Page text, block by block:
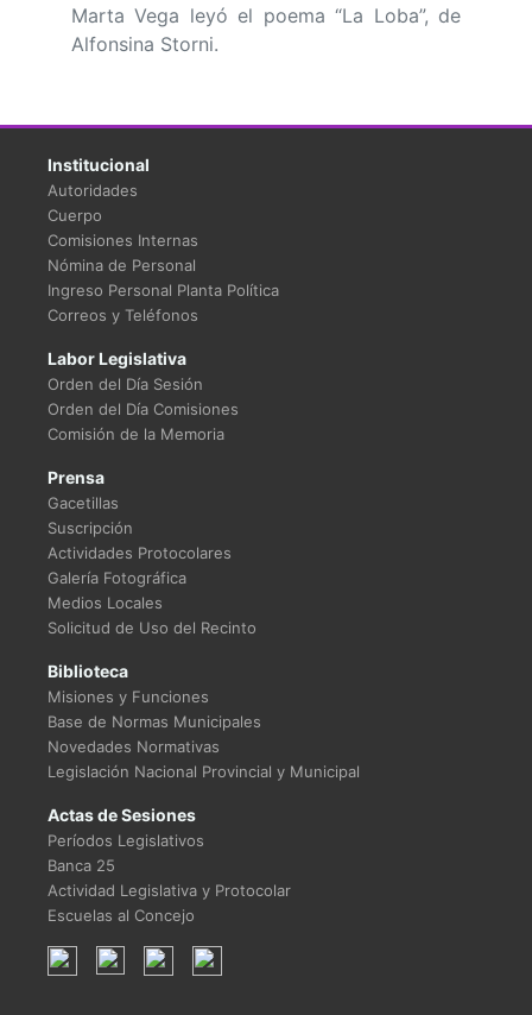
Marta Vega leyó el poema “La Loba”, de
Alfonsina Storni.
Institucional
Autoridades
Cuerpo
Comisiones Internas
Nómina de Personal
Ingreso Personal Planta Política
Correos y Teléfonos
Labor Legislativa
Orden del Día Sesión
Orden del Día Comisiones
Comisión de la Memoria
Prensa
Gacetillas
Suscripción
Actividades Protocolares
Galería Fotográfica
Medios Locales
Solicitud de Uso del Recinto
Biblioteca
Misiones y Funciones
Base de Normas Municipales
Novedades Normativas
Legislación Nacional Provincial y Municipal
Actas de Sesiones
Períodos Legislativos
Banca 25
Actividad Legislativa y Protocolar
Escuelas al Concejo